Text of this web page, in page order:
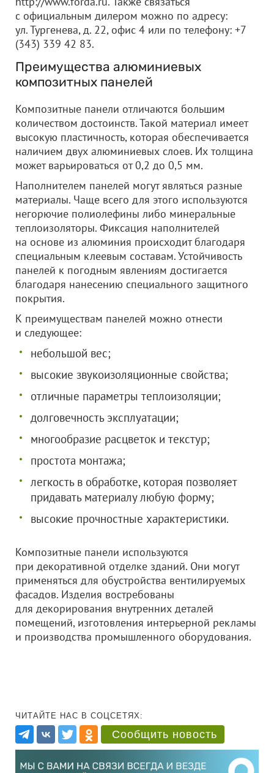
с официальным дилером можно по адресу:
ул. Тургенева, д. 22, офис 4 или по телефону: +7
(343) 339 42 83.
Преимущества алюминиевых
композитных панелей
Композитные панели отличаются большим
количеством достоинств. Такой материал имеет
высокую пластичность, которая обеспечивается
наличием двух алюминиевых слоев. Их толщина
может варьироваться от 0,2 до 0,5 мм.
Наполнителем панелей могут являться разные
материалы. Чаще всего для этого используются
негорючие полиолефины либо минеральные
теплоизоляторы. Фиксация наполнителей
на основе из алюминия происходит благодаря
специальным клеевым составам. Устойчивость
панелей к погодным явлениям достигается
благодаря нанесению специального защитного
покрытия.
К преимуществам панелей можно отнести
и следующее:
небольшой вес;
высокие звукоизоляционные свойства;
отличные параметры теплоизоляции;
долговечность эксплуатации;
многообразие расцветок и текстур;
простота монтажа;
легкость в обработке, которая позволяет
придавать материалу любую форму;
высокие прочностные характеристики.
Композитные панели используются
при декоративной отделке зданий. Они могут
применяться для обустройства вентилируемых
фасадов. Изделия востребованы
для декорирования внутренних деталей
помещений, изготовления интерьерной рекламы
и производства промышленного оборудования.
ЧИТАЙТЕ НАС В СОЦСЕТЯХ:
Сообщить новость